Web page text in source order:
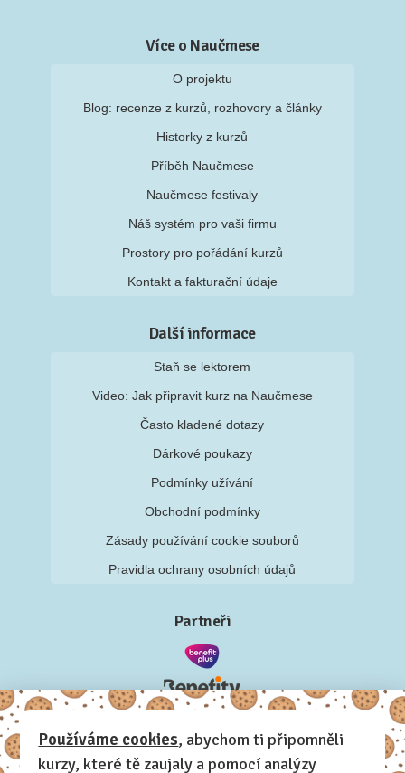
Více o Naučmese
O projektu
Blog: recenze z kurzů, rozhovory a články
Historky z kurzů
Příběh Naučmese
Naučmese festivaly
Náš systém pro vaši firmu
Prostory pro pořádání kurzů
Kontakt a fakturační údaje
Další informace
Staň se lektorem
Video: Jak připravit kurz na Naučmese
Často kladené dotazy
Dárkové poukazy
Podmínky užívání
Obchodní podmínky
Zásady používání cookie souborů
Pravidla ochrany osobních údajů
Partneři
Používáme cookies, abychom ti připomněli
kurzy, které tě zaujaly a pomocí analýzy